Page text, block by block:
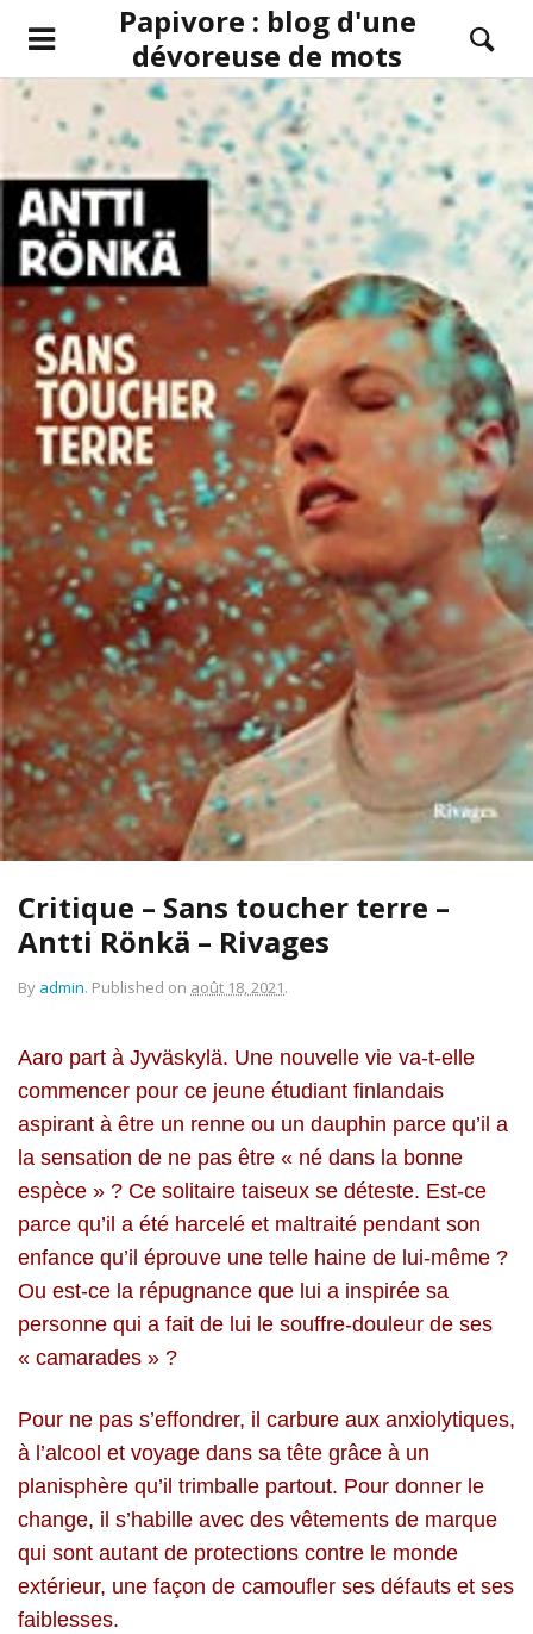
Papivore : blog d'une
dévoreuse de mots
Critique – Sans toucher terre –
Antti Rönkä – Rivages
By admin. Published on août 18, 2021.
Aaro part à Jyväskylä. Une nouvelle vie va-t-elle
commencer pour ce jeune étudiant finlandais
aspirant à être un renne ou un dauphin parce qu’il a
la sensation de ne pas être « né dans la bonne
espèce » ? Ce solitaire taiseux se déteste. Est-ce
parce qu’il a été harcelé et maltraité pendant son
enfance qu’il éprouve une telle haine de lui-même ?
Ou est-ce la répugnance que lui a inspirée sa
personne qui a fait de lui le souffre-douleur de ses
« camarades » ?
Pour ne pas s’effondrer, il carbure aux anxiolytiques,
à l’alcool et voyage dans sa tête grâce à un
planisphère qu’il trimballe partout. Pour donner le
change, il s’habille avec des vêtements de marque
qui sont autant de protections contre le monde
extérieur, une façon de camoufler ses défauts et ses
faiblesses.